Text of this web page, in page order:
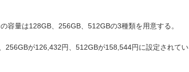
容量は128GB、256GB、512GBの3種類を用意する。
256GBが126,432円、512GBが158,544円に設定されてい